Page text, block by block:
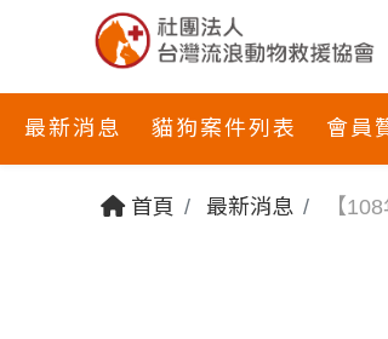
最新消息 貓狗案件列表 會員
首頁 最新消息 【